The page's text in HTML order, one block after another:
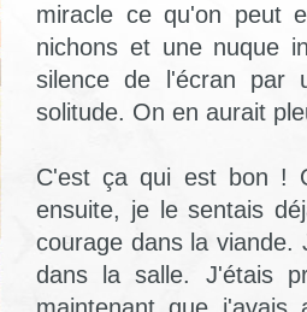
miracle ce qu'on peut
nichons et une nuque
silence de l'écran par
solitude. On en aurait
C'est ça qui est bon !
ensuite, je le sentais
courage dans la viande.
dans la salle. J'étais